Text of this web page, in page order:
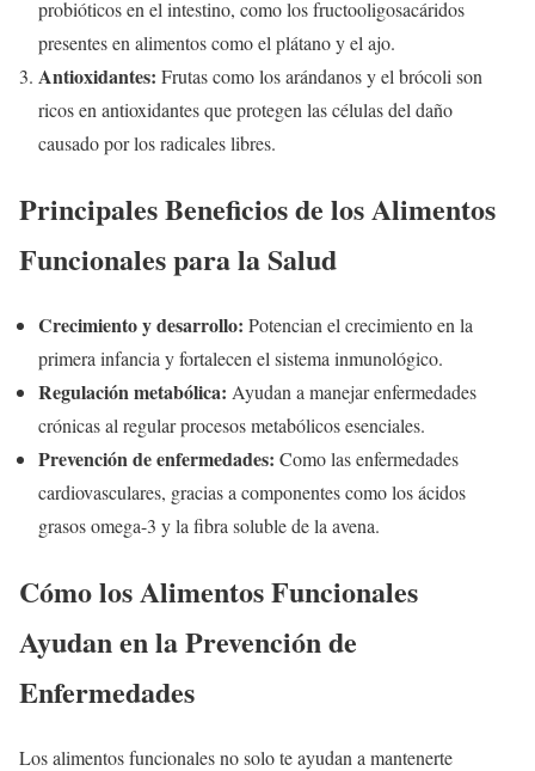
probióticos en el intestino, como los fructooligosacáridos
presentes en alimentos como el plátano y el ajo.
Antioxidantes: Frutas como los arándanos y el brócoli son
ricos en antioxidantes que protegen las células del daño
causado por los radicales libres.
Principales Beneficios de los Alimentos
Funcionales para la Salud
Crecimiento y desarrollo: Potencian el crecimiento en la
primera infancia y fortalecen el sistema inmunológico.
Regulación metabólica: Ayudan a manejar enfermedades
crónicas al regular procesos metabólicos esenciales.
Prevención de enfermedades: Como las enfermedades
cardiovasculares, gracias a componentes como los ácidos
grasos omega-3 y la fibra soluble de la avena.
Cómo los Alimentos Funcionales
Ayudan en la Prevención de
Enfermedades
Los alimentos funcionales no solo te ayudan a mantenerte